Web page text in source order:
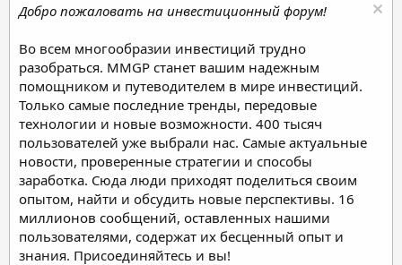
Добро пожаловать на инвестиционный форум!
Во всем многообразии инвестиций трудно
разобраться. MMGP станет вашим надежным
помощником и путеводителем в мире инвестиций.
Только самые последние тренды, передовые
технологии и новые возможности. 400 тысяч
пользователей уже выбрали нас. Самые актуальные
новости, проверенные стратегии и способы
заработка. Сюда люди приходят поделиться своим
опытом, найти и обсудить новые перспективы. 16
миллионов сообщений, оставленных нашими
пользователями, содержат их бесценный опыт и
знания. Присоединяйтесь и вы!